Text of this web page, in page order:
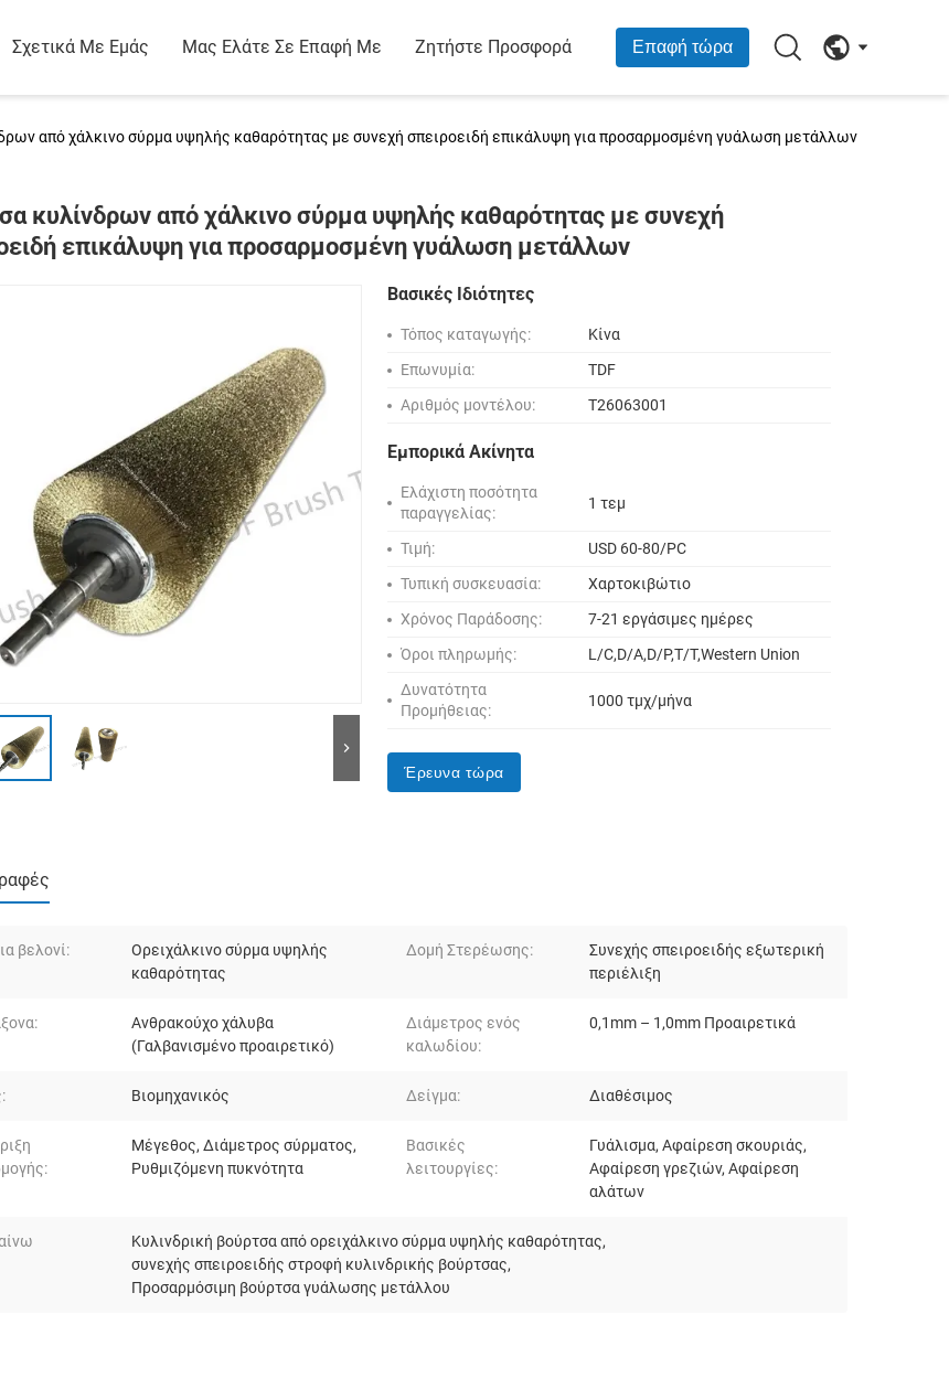
Σχετικά Με Εμάς Μας Ελάτε Σε Επαφή Με Ζητήστε Προσφορά Επαφή τώρα
από χάλκινο σύρμα υψηλής καθαρότητας με συνεχή σπειροειδή επικάλυψη για προσαρμοσμένη γυάλωση μετάλλων
κυλίνδρων από χάλκινο σύρμα υψηλής καθαρότητας με συνεχή
επικάλυψη για προσαρμοσμένη γυάλωση μετάλλων
Βασικές Ιδιότητες
Τόπος καταγωγής:
Κίνα
Επωνυμία:
TDF
Αριθμός μοντέλου:
T26063001
Εμπορικά Ακίνητα
Ελάχιστη ποσότητα
παραγγελίας:
1 τεμ
Τιμή:
USD 60-80/PC
Τυπική συσκευασία:
Χαρτοκιβώτιο
Χρόνος Παράδοσης:
7-21 εργάσιμες ημέρες
Όροι πληρωμής:
L/C,D/A,D/P,T/T,Western Union
Δυνατότητα
Προμήθειας:
1000 τμχ/μήνα
Έρευνα τώρα
βελονί:
Ορειχάλκινο σύρμα υψηλής
καθαρότητας
Δομή Στερέωσης:
Συνεχής σπειροειδής εξωτερική
περιέλιξη
Ανθρακούχο χάλυβα
(Γαλβανισμένο προαιρετικό)
Διάμετρος ενός
καλωδίου:
0,1mm – 1,0mm Προαιρετικά
Βιομηχανικός Δείγμα: Διαθέσιμος
Μέγεθος, Διάμετρος σύρματος,
Ρυθμιζόμενη πυκνότητα
Βασικές
λειτουργίες:
Γυάλισμα, Αφαίρεση σκουριάς,
Αφαίρεση γρεζιών, Αφαίρεση
αλάτων
Κυλινδρική βούρτσα από ορειχάλκινο σύρμα υψηλής καθαρότητας,
συνεχής σπειροειδής στροφή κυλινδρικής βούρτσας,
Προσαρμόσιμη βούρτσα γυάλωσης μετάλλου